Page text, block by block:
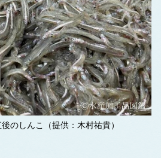
のしんこ（提供：木村祐貴）